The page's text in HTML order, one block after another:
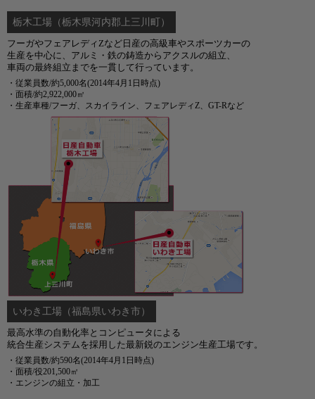
栃木工場（栃木県河内郡上三川町）
フーガやフェアレディZなど日産の高級車やスポーツカーの
生産を中心に、アルミ・鉄の鋳造からアクスルの組立、
車両の最終組立までを一貫して行っています。
・従業員数/約5,000名(2014年4月1日時点)
・面積/約2,922,000㎡
・生産車種/フーガ、スカイライン、フェアレディZ、GT-Rなど
いわき工場（福島県いわき市）
最高水準の自動化率とコンピュータによる
統合生産システムを採用した最新鋭のエンジン生産工場です。
・従業員数/約590名(2014年4月1日時点)
・面積/役201,500㎡
・エンジンの組立・加工